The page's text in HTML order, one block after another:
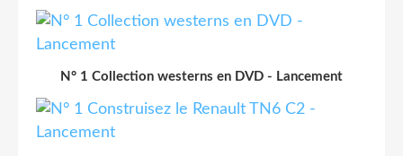
N° 1 Collection westerns en DVD - Lancement